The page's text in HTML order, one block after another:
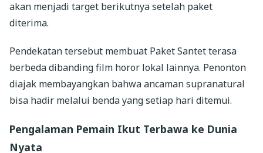
akan menjadi target berikutnya setelah paket
diterima.
Pendekatan tersebut membuat Paket Santet terasa
berbeda dibanding film horor lokal lainnya. Penonton
diajak membayangkan bahwa ancaman supranatural
bisa hadir melalui benda yang setiap hari ditemui.
Pengalaman Pemain Ikut Terbawa ke Dunia
Nyata